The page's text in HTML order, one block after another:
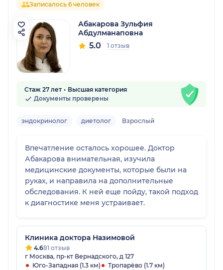
Записалось 6 человек
Абакарова Зульфия
Абдулманаповна
5.0 1 отзыв
Стаж 27 лет
Высшая категория
Документы проверены
эндокринолог диетолог Взрослый
Впечатление осталось хорошее. Доктор
Абакарова внимательная, изучила
медицинские документы, которые были на
руках, и направила на дополнительные
обследования. К ней еще пойду, такой подход
к диагностике меня устраивает.
Клиника доктора Назимовой
4.681 отзыв
г Москва, пр-кт Вернадского, д 127
Юго-Западная (1.3 км)
Тропарёво (1.7 км)